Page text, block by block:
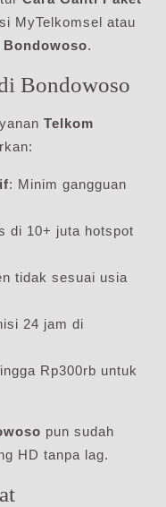
MyTelkomsel atau
Bondowoso.
Bondowoso
Telkom
: Minim gangguan
di 10+ juta hotspot
tidak sesuai usia
24 jam di
Rp300rb untuk
pun sudah
HD tanpa lag.